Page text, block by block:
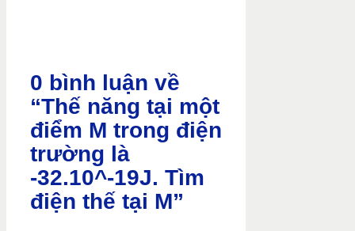
0 bình luận về
“Thế năng tại một
điểm M trong điện
trường là
-32.10^-19J. Tìm
điện thế tại M”